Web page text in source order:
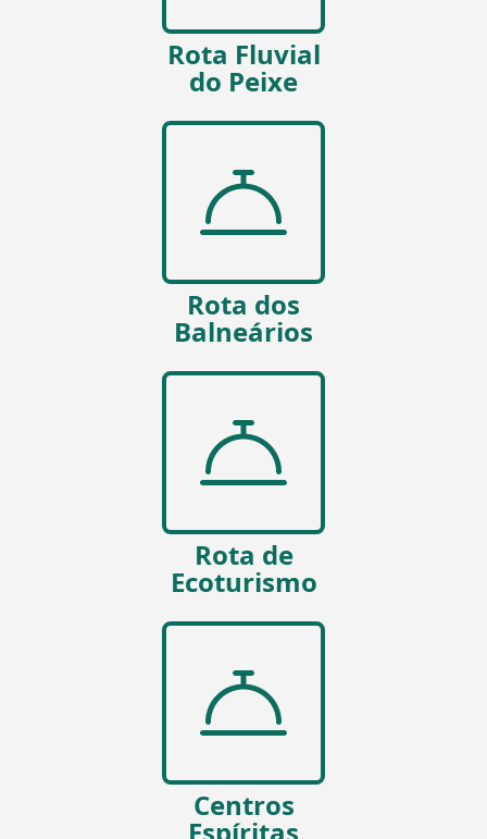
Rota Fluvial
do Peixe
Rota dos
Balneários
Rota de
Ecoturismo
Centros